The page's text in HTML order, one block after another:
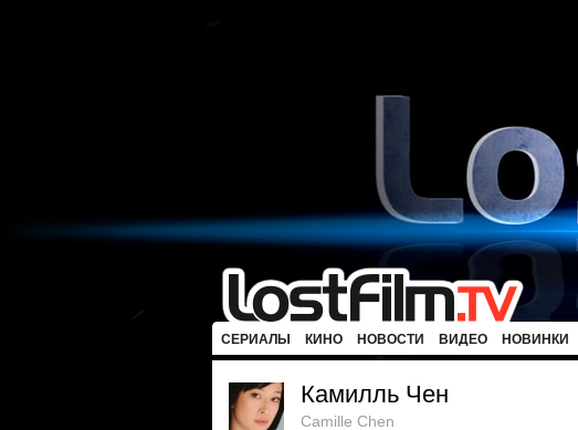
СЕРИАЛЫ КИНО НОВОСТИ ВИДЕО НОВИНКИ
Камилль Чен
Camille Chen